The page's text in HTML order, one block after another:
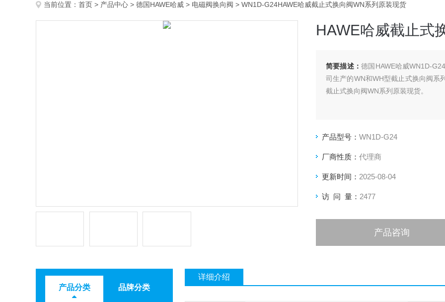
当前位置： 首页 > 产品中心 > 德国HAWE哈威 > 电磁阀换向阀 > WN1D-G24HAWE哈威截止式换向阀WN系列原装现货
HAWE哈威截止式
简要描述：德国HAWE哈威WN1D-
司生产的WN和WH型截止式换向阀系
截止式换向阀WN系列原装现货。
产品型号： WN1D-G24
厂商性质： 代理商
更新时间： 2025-08-04
访 问 量： 2477
产品咨询
产品分类 品牌分类
详细介绍